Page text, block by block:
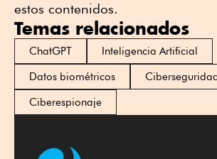
estos contenidos.
Temas relacionados
ChatGPT
Inteligencia Artificial
Datos biométricos
Ciberseguridad
Ciberespionaje